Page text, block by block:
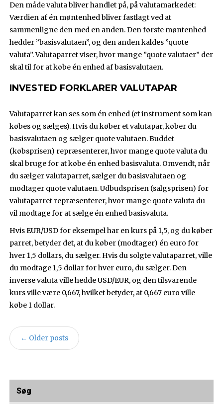
Den måde valuta bliver handlet på, på valutamarkedet:
Værdien af én møntenhed bliver fastlagt ved at
sammenligne den med en anden. Den første møntenhed
hedder ”basisvalutaen”, og den anden kaldes ”quote
valuta”. Valutaparret viser, hvor mange ”quote valutaer” der
skal til for at købe én enhed af basisvalutaen.
INVESTED FORKLARER VALUTAPAR
Valutaparret kan ses som én enhed (et instrument som kan
købes og sælges). Hvis du køber et valutapar, køber du
basisvalutaen og sælger quote valutaen. Buddet
(købsprisen) repræsenterer, hvor mange quote valuta du
skal bruge for at købe én enhed basisvaluta. Omvendt, når
du sælger valutaparret, sælger du basisvalutaen og
modtager quote valutaen. Udbudsprisen (salgsprisen) for
valutaparret repræsenterer, hvor mange quote valuta du
vil modtage for at sælge én enhed basisvaluta.
Hvis EUR/USD for eksempel har en kurs på 1,5, og du køber
parret, betyder det, at du køber (modtager) én euro for
hver 1,5 dollars, du sælger. Hvis du solgte valutaparret, ville
du modtage 1,5 dollar for hver euro, du sælger. Den
inverse valuta ville hedde USD/EUR, og den tilsvarende
kurs ville være 0,667, hvilket betyder, at 0,667 euro ville
købe 1 dollar.
← Older posts
Søg